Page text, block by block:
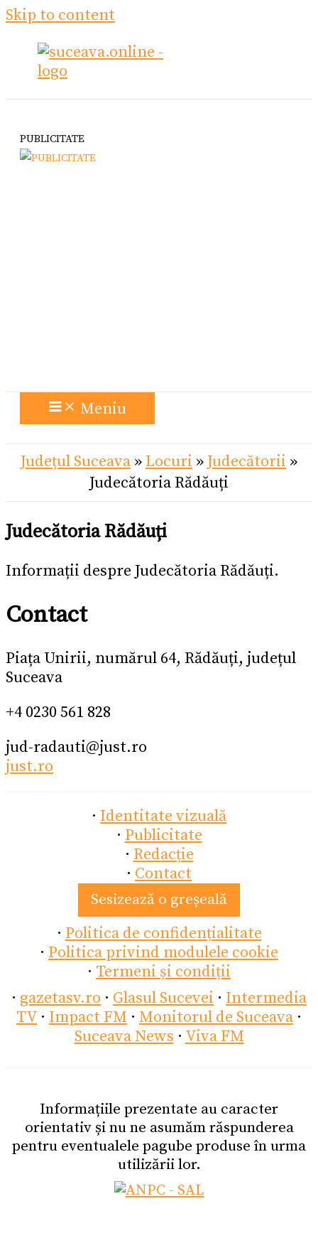
Skip to content
PUBLICITATE
Meniu
Județul Suceava » Locuri » Judecătorii »
Judecătoria Rădăuți
Judecătoria Rădăuți
Informații despre Judecătoria Rădăuți.
Contact
Piața Unirii, numărul 64, Rădăuți, județul
Suceava
+4 0230 561 828
jud-radauti@just.ro
just.ro
· Identitate vizuală
· Publicitate
· Redacție
· Contact
Sesizează o greșeală
· Politica de confidențialitate
· Politica privind modulele cookie
· Termeni și condiții
· gazetasv.ro · Glasul Sucevei · Intermedia
TV · Impact FM · Monitorul de Suceava ·
Suceava News · Viva FM
Informațiile prezentate au caracter
orientativ și nu ne asumăm răspunderea
pentru eventualele pagube produse în urma
utilizării lor.